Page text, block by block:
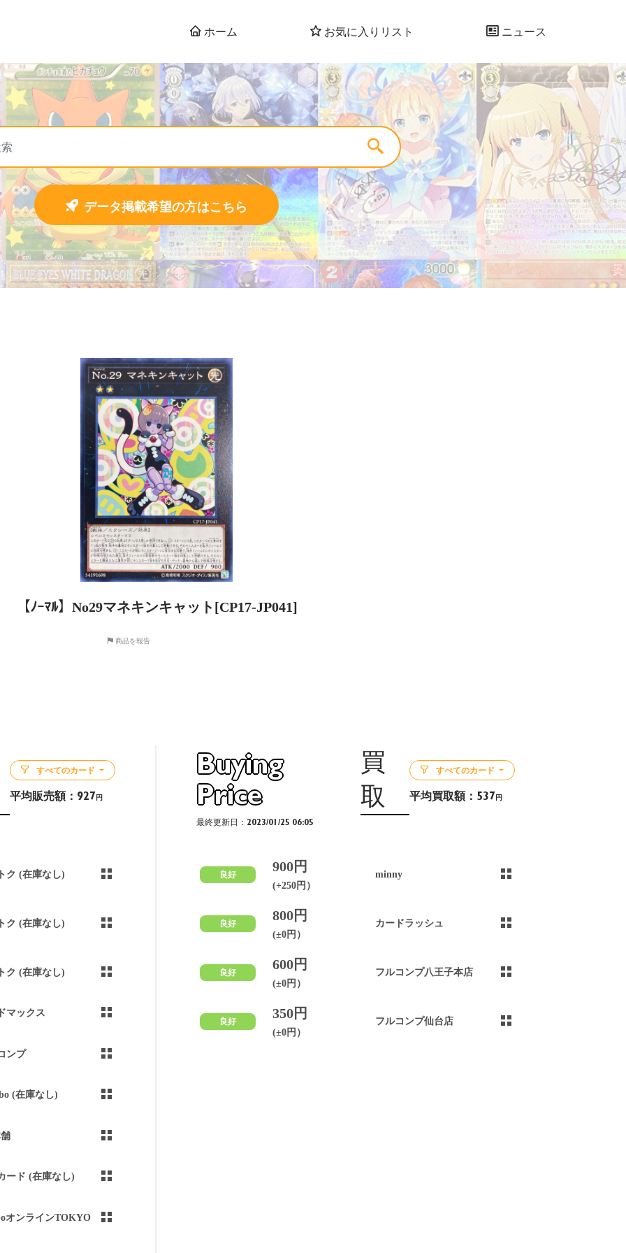
ホーム お気に入りリスト ニュース
データ掲載希望の方はこちら
【ﾉｰﾏﾙ】No29マネキンキャット[CP17-JP041]
商品を報告
すべてのカード
平均販売額： 927 円
ク (在庫なし)
ク (在庫なし)
ク (在庫なし)
マックス
ンプ
(在庫なし)
ード (在庫なし)
オンラインTOKYO
Buying
Price
買
取
最終更新日：2023/01/25 06:05
すべてのカード
平均買取額： 537 円
良好
900円
(+250円）
minny
良好
800円
(±0円）
カードラッシュ
良好
600円
(±0円）
フルコンプ八王子本店
良好
350円
(±0円）
フルコンプ仙台店